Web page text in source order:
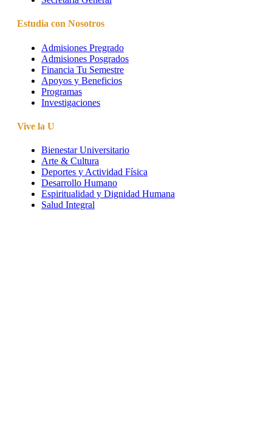
Estudia con Nosotros
Admisiones Pregrado
Admisiones Posgrados
Financia Tu Semestre
Apoyos y Beneficios
Programas
Investigaciones
Vive la U
Bienestar Universitario
Arte & Cultura
Deportes y Actividad Física
Desarrollo Humano
Espiritualidad y Dignidad Humana
Salud Integral